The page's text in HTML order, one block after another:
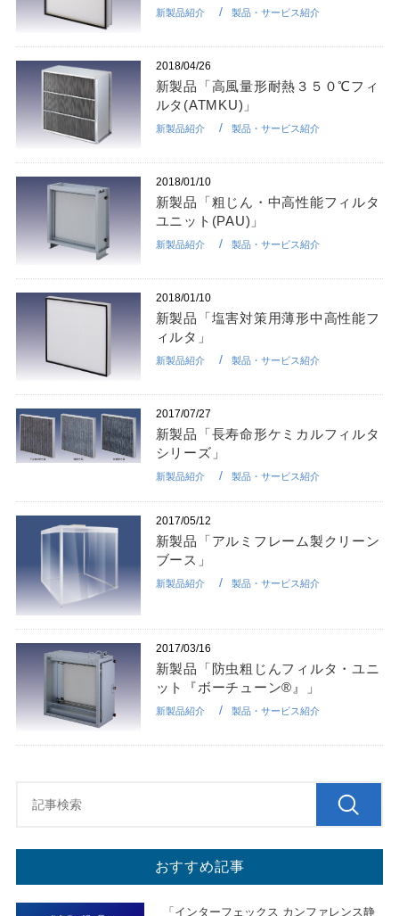
新製品紹介 製品・サービス紹介
2018/04/26
新製品「高風量形耐熱３５０℃フィ
ルタ(ATMKU)」
新製品紹介 製品・サービス紹介
2018/01/10
新製品「粗じん・中高性能フィルタ
ユニット(PAU)」
新製品紹介 製品・サービス紹介
2018/01/10
新製品「塩害対策用薄形中高性能フ
ィルタ」
新製品紹介 製品・サービス紹介
2017/07/27
新製品「長寿命形ケミカルフィルタ
シリーズ」
新製品紹介 製品・サービス紹介
2017/05/12
新製品「アルミフレーム製クリーン
ブース」
新製品紹介 製品・サービス紹介
2017/03/16
新製品「防虫粗じんフィルタ・ユニ
ット『ボーチューン®』」
新製品紹介 製品・サービス紹介
おすすめ記事
「インターフェックス カンファレンス静